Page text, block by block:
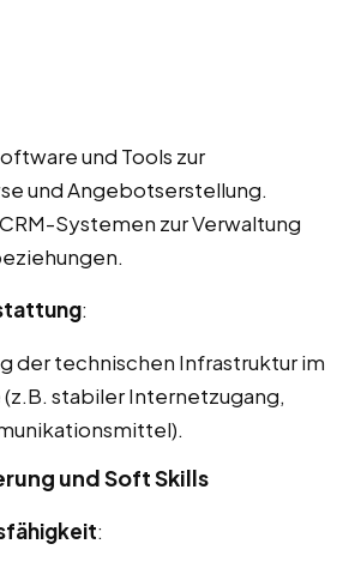
und Tools zur
und Angebotserstellung.
Systemen zur Verwaltung
:
der technischen Infrastruktur im
stabiler Internetzugang,
und Soft Skills
: